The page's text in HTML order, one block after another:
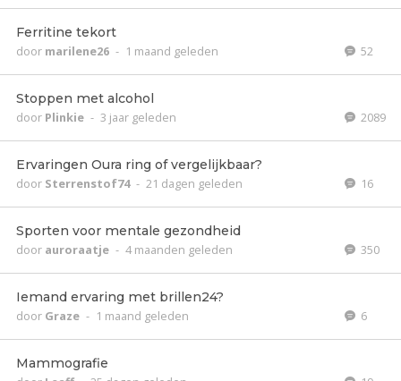
Ferritine tekort
door marilene26 - 1 maand geleden 52
Stoppen met alcohol
door Plinkie - 3 jaar geleden 2089
Ervaringen Oura ring of vergelijkbaar?
door Sterrenstof74 - 21 dagen geleden 16
Sporten voor mentale gezondheid
door auroraatje - 4 maanden geleden 350
Iemand ervaring met brillen24?
door Graze - 1 maand geleden 6
Mammografie